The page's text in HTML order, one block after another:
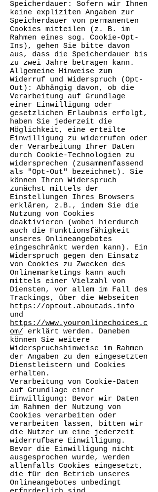
Speicherdauer: Sofern wir Ihnen
keine expliziten Angaben zur
Speicherdauer von permanenten
Cookies mitteilen (z. B. im
Rahmen eines sog. Cookie-Opt-
Ins), gehen Sie bitte davon
aus, dass die Speicherdauer bis
zu zwei Jahre betragen kann.
Allgemeine Hinweise zum
Widerruf und Widerspruch (Opt-
Out): Abhängig davon, ob die
Verarbeitung auf Grundlage
einer Einwilligung oder
gesetzlichen Erlaubnis erfolgt,
haben Sie jederzeit die
Möglichkeit, eine erteilte
Einwilligung zu widerrufen oder
der Verarbeitung Ihrer Daten
durch Cookie-Technologien zu
widersprechen (zusammenfassend
als "Opt-Out" bezeichnet). Sie
können Ihren Widerspruch
zunächst mittels der
Einstellungen Ihres Browsers
erklären, z.B., indem Sie die
Nutzung von Cookies
deaktivieren (wobei hierdurch
auch die Funktionsfähigkeit
unseres Onlineangebotes
eingeschränkt werden kann). Ein
Widerspruch gegen den Einsatz
von Cookies zu Zwecken des
Onlinemarketings kann auch
mittels einer Vielzahl von
Diensten, vor allem im Fall des
Trackings, über die Webseiten
https://optout.aboutads.info
und
https://www.youronlinechoices.c
om/ erklärt werden. Daneben
können Sie weitere
Widerspruchshinweise im Rahmen
der Angaben zu den eingesetzten
Dienstleistern und Cookies
erhalten.
Verarbeitung von Cookie-Daten
auf Grundlage einer
Einwilligung: Bevor wir Daten
im Rahmen der Nutzung von
Cookies verarbeiten oder
verarbeiten lassen, bitten wir
die Nutzer um eine jederzeit
widerrufbare Einwilligung.
Bevor die Einwilligung nicht
ausgesprochen wurde, werden
allenfalls Cookies eingesetzt,
die für den Betrieb unseres
Onlineangebotes unbedingt